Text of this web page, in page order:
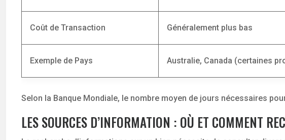
Coût de Transaction Généralement plus bas
Exemple de Pays Australie, Canada (certaines
Selon la Banque Mondiale, le nombre moyen de jours nécessaires
LES SOURCES D’INFORMATION : OÙ ET COMMENT